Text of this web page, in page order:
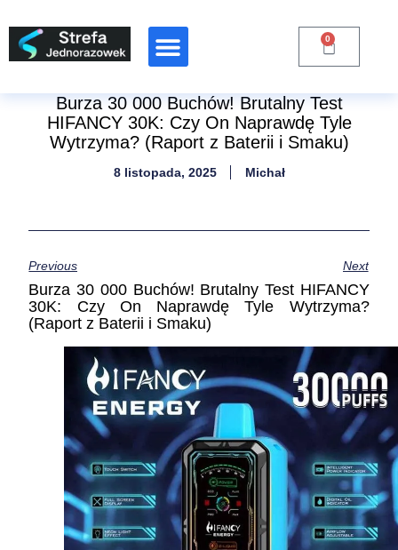
0
Burza 30 000 Buchów! Brutalny Test
HIFANCY 30K: Czy On Naprawdę Tyle
Wytrzyma? (Raport z Baterii i Smaku)
8 listopada, 2025 Michał
Previous Next
Burza 30 000 Buchów! Brutalny Test HIFANCY
30K: Czy On Naprawdę Tyle Wytrzyma?
(Raport z Baterii i Smaku)